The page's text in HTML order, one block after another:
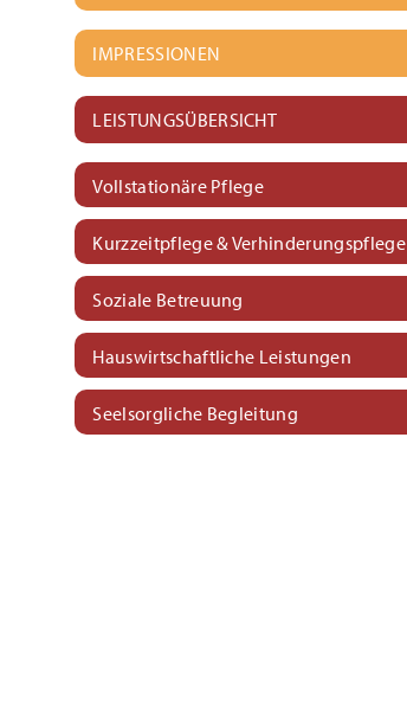
IMPRESSIONEN
LEISTUNGSÜBERSICHT
Vollstationäre Pflege
Kurzzeitpflege & Verhinderungspflege
Soziale Betreuung
Hauswirtschaftliche Leistungen
Seelsorgliche Begleitung